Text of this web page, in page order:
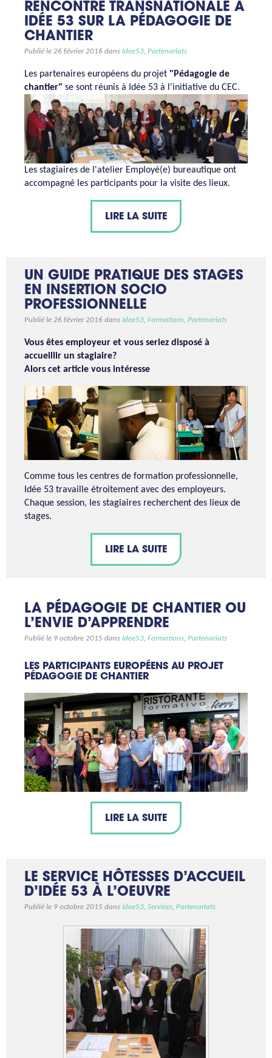
RENCONTRE TRANSNATIONALE À
IDÉE 53 SUR LA PÉDAGOGIE DE
CHANTIER
Publié le 26 février 2016 dans Idee53, Partenariats
Les partenaires européens du projet "Pédagogie de
chantier" se sont réunis à Idée 53 à l'initiative du CEC.
Les stagiaires de l'atelier Employé(e) bureautique ont
accompagné les participants pour la visite des lieux.
LIRE LA SUITE
UN GUIDE PRATIQUE DES STAGES
EN INSERTION SOCIO
PROFESSIONNELLE
Publié le 26 février 2016 dans Idee53, Formations, Partenariats
Vous êtes employeur et vous seriez disposé à
accueillir un stagiaire?
Alors cet article vous intéresse
Comme tous les centres de formation professionnelle,
Idée 53 travaille étroitement avec des employeurs.
Chaque session, les stagiaires recherchent des lieux de
stages.
LIRE LA SUITE
LA PÉDAGOGIE DE CHANTIER OU
L’ENVIE D’APPRENDRE
Publié le 9 octobre 2015 dans Idee53, Formations, Partenariats
LES PARTICIPANTS EUROPÉENS AU PROJET
PÉDAGOGIE DE CHANTIER
LIRE LA SUITE
LE SERVICE HÔTESSES D’ACCUEIL
D’IDÉE 53 À L’OEUVRE
Publié le 9 octobre 2015 dans Idee53, Services, Partenariats